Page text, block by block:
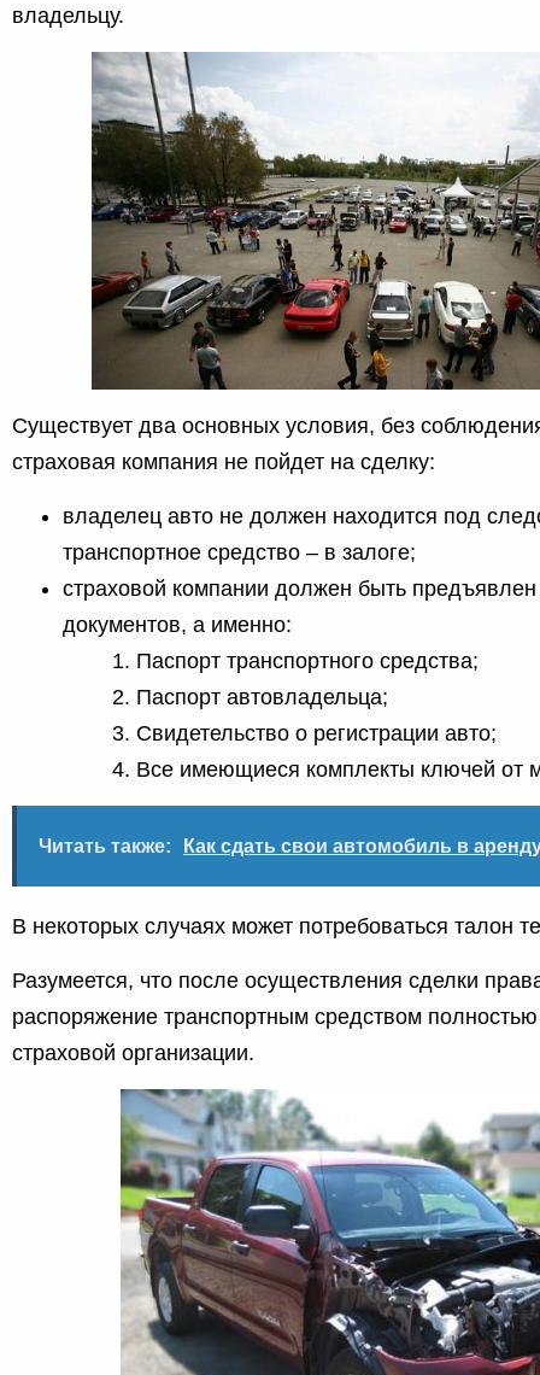
владельцу.
Существует два основных условия, без
страховая компания не пойдет на сделку:
владелец авто не должен находится под
транспортное средство – в залоге;
страховой компании должен быть
документов, а именно:
Паспорт транспортного средства;
Паспорт автовладельца;
Свидетельство о регистрации авто;
Все имеющиеся комплекты ключей от
Читать также: Как сдать свои автомобиль в
В некоторых случаях может потребоваться талон
Разумеется, что после осуществления сделки
распоряжение транспортным средством
страховой организации.